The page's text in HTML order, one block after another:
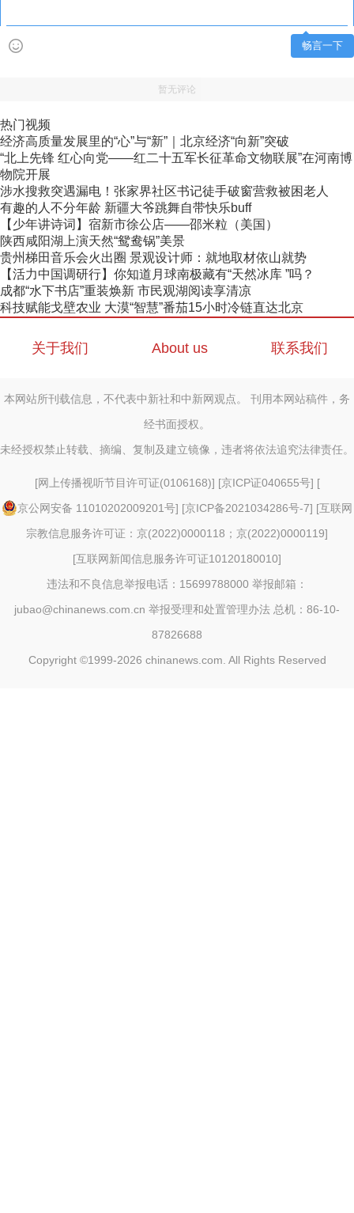
畅言一下
暂无评论
热门视频
经济高质量发展里的“心”与“新”｜北京经济“向新”突破
“北上先锋 红心向党——红二十五军长征革命文物联展”在河南博
物院开展
涉水搜救突遇漏电！张家界社区书记徒手破窗营救被困老人
有趣的人不分年龄 新疆大爷跳舞自带快乐buff
【少年讲诗词】宿新市徐公店——邵米粒（美国）
陕西咸阳湖上演天然“鸳鸯锅”美景
贵州梯田音乐会火出圈 景观设计师：就地取材依山就势
【活力中国调研行】你知道月球南极藏有“天然冰库 ”吗？
成都“水下书店”重装焕新 市民观湖阅读享清凉
科技赋能戈壁农业 大漠“智慧”番茄15小时冷链直达北京
关于我们 About us 联系我们
本网站所刊载信息，不代表中新社和中新网观点。 刊用本网站稿件，务
经书面授权。
未经授权禁止转载、摘编、复制及建立镜像，违者将依法追究法律责任。
[网上传播视听节目许可证(0106168)] [京ICP证040655号] [
京公网安备 11010202009201号] [京ICP备2021034286号-7] [互联网
宗教信息服务许可证：京(2022)0000118；京(2022)0000119]
[互联网新闻信息服务许可证10120180010]
违法和不良信息举报电话：15699788000 举报邮箱：
jubao@chinanews.com.cn 举报受理和处置管理办法 总机：86-10-
87826688
Copyright ©1999-2026 chinanews.com. All Rights Reserved